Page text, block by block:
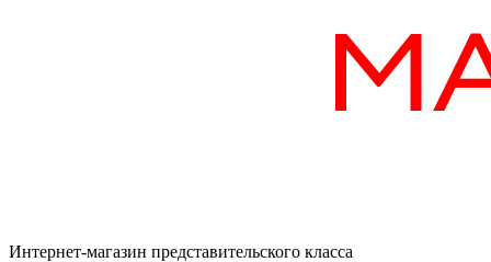
Интернет-магазин представительского класса